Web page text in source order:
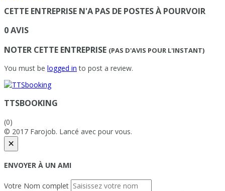
CETTE ENTREPRISE N'A PAS DE POSTES À POURVOIR
0 AVIS
NOTER CETTE ENTREPRISE (PAS D'AVIS POUR L'INSTANT)
You must be logged in to post a review.
TTSBOOKING
(0)
© 2017 Farojob. Lancé avec pour vous.
×
ENVOYER À UN AMI
Votre Nom complet